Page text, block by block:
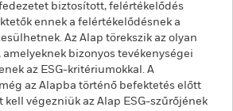
biztosított, felértékelődés
ennek a felértékelődésnek a
Az Alap törekszik az olyan
bizonyos tevékenységei
az ESG-kritériumokkal. A
az Alapba történő befektetés előtt
kell végezniük az Alap ESG-szűrőjének